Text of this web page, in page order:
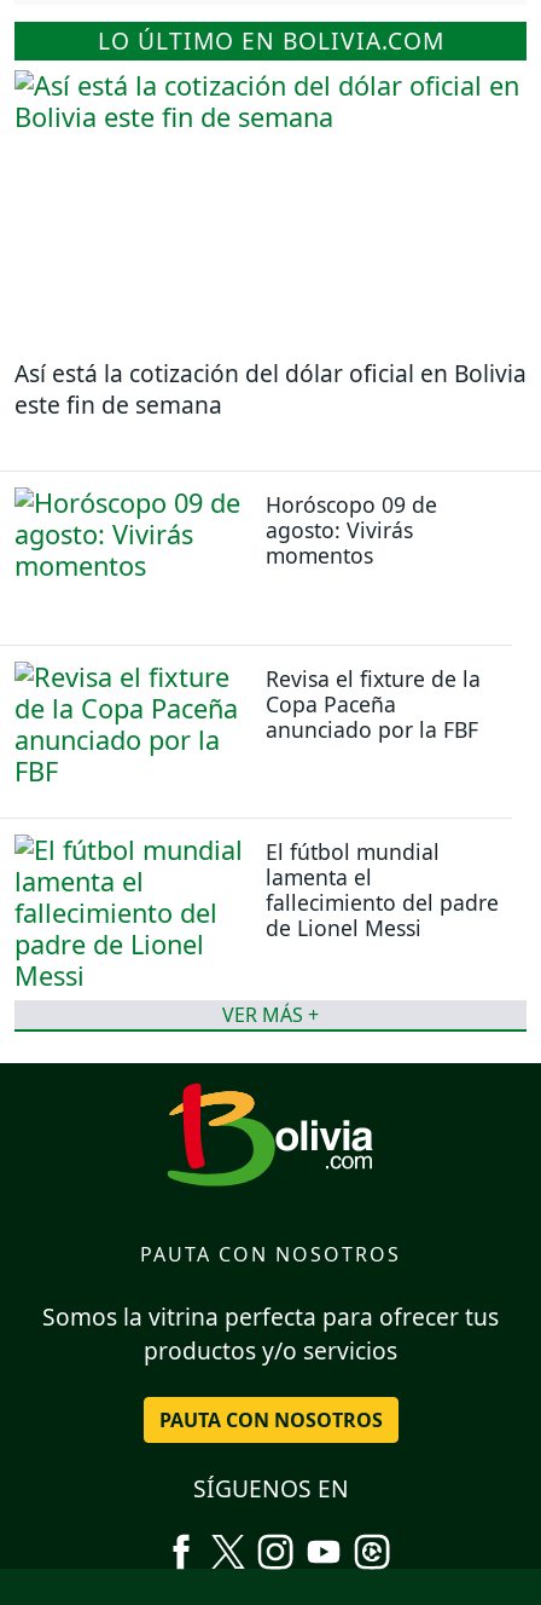
LO ÚLTIMO EN BOLIVIA.COM
Así está la cotización del dólar oficial en Bolivia
este fin de semana
Horóscopo 09 de
agosto: Vivirás
momentos
Revisa el fixture de la
Copa Paceña
anunciado por la FBF
El fútbol mundial
lamenta el
fallecimiento del padre
de Lionel Messi
VER MÁS +
PAUTA CON NOSOTROS
Somos la vitrina perfecta para ofrecer tus
productos y/o servicios
PAUTA CON NOSOTROS
SÍGUENOS EN